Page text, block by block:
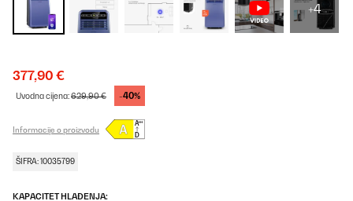
+4
377,90 €
Uvodna cijena:629,90 € -40%
Informacije o proizvodu
ŠIFRA: 10035799
KAPACITET HLAĐENJA: